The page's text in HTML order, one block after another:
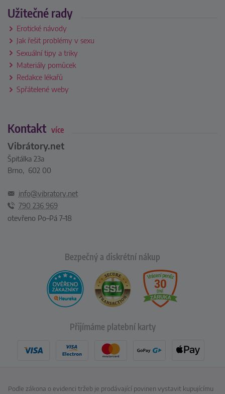
Užitečné rady
Erotické návody
Jak řešit problémy v sexu
Sexuální tipy a triky
Materiály pomůcek
Redakce lékařů
Spřátelené weby
Kontakt více
Vibrátory.net
Špitálka 23a
Brno, 602 00
info@vibratory.net
790 236 969
otevřeno Po–Pá 7–18
Bezpečný a diskrétní nákup
Přijímáme platební karty
Podle zákona o evidenci tržeb je prodávající povinen vystavit kupujícímu